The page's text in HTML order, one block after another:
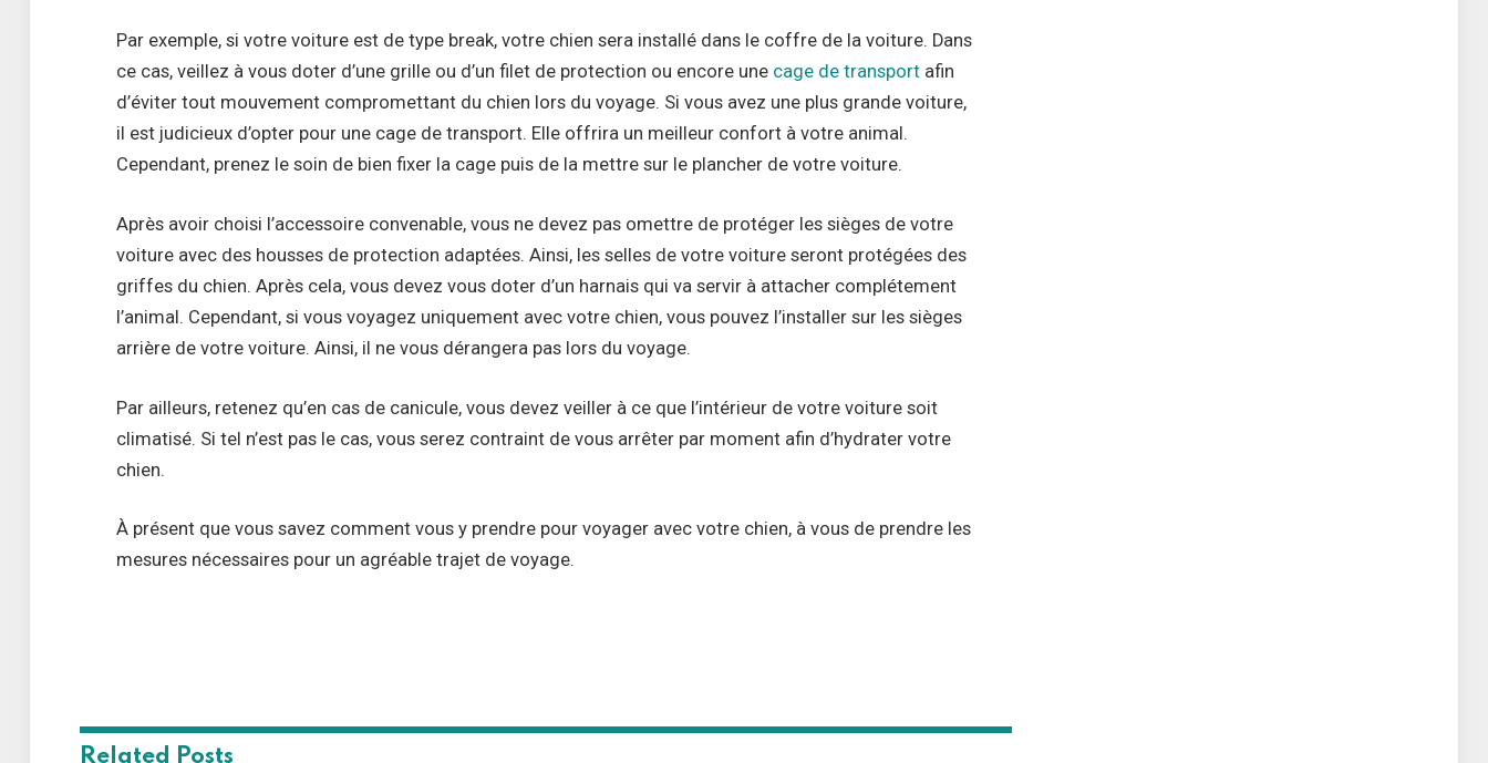
Par exemple, si votre voiture est de type break, votre chien sera installé dans le coffre de la voiture. Dans
ce cas, veillez à vous doter d’une grille ou d’un filet de protection ou encore une cage de transport afin
d’éviter tout mouvement compromettant du chien lors du voyage. Si vous avez une plus grande voiture,
il est judicieux d’opter pour une cage de transport. Elle offrira un meilleur confort à votre animal.
Cependant, prenez le soin de bien fixer la cage puis de la mettre sur le plancher de votre voiture.
Après avoir choisi l’accessoire convenable, vous ne devez pas omettre de protéger les sièges de votre
voiture avec des housses de protection adaptées. Ainsi, les selles de votre voiture seront protégées des
griffes du chien. Après cela, vous devez vous doter d’un harnais qui va servir à attacher complétement
l’animal. Cependant, si vous voyagez uniquement avec votre chien, vous pouvez l’installer sur les sièges
arrière de votre voiture. Ainsi, il ne vous dérangera pas lors du voyage.
Par ailleurs, retenez qu’en cas de canicule, vous devez veiller à ce que l’intérieur de votre voiture soit
climatisé. Si tel n’est pas le cas, vous serez contraint de vous arrêter par moment afin d’hydrater votre
chien.
À présent que vous savez comment vous y prendre pour voyager avec votre chien, à vous de prendre les
mesures nécessaires pour un agréable trajet de voyage.
Related Posts